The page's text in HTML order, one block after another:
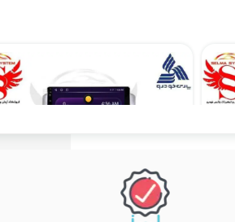
۱۴,۸۹۰,۰۰۰ تومان
مانیتور فابریک خودروی آریو z300 مدل اندروید سری 116 رام 1 حافظه 16